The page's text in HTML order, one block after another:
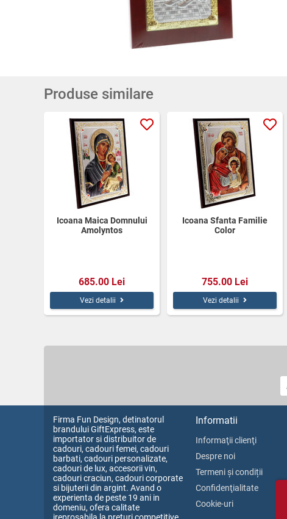
Produse similare
Icoana Maica Domnului
Amolyntos
685.00 Lei
Vezi detalii
Icoana Sfanta Familie
Color
755.00 Lei
Vezi detalii
Firma Fun Design, detinatorul
brandului GiftExpress, este
importator si distribuitor de
cadouri, cadouri femei, cadouri
barbati, cadouri personalizate,
cadouri de lux, accesorii vin,
cadouri craciun, cadouri corporate
si bijuterii din argint. Avand o
experienta de peste 19 ani in
domeniu, ofera calitate
Informatii
Informaţii clienţi
Despre noi
Termeni și condiții
Confidenţialitate
Cookie-uri